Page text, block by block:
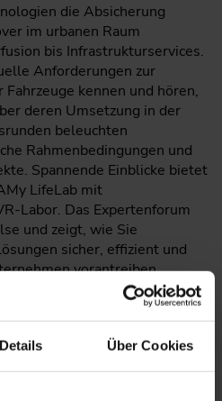
Details Über Cookies
die Absicherung
im urbanen Raum
bis Infrastrukturservices.
Anforderungen zur
kennen und hören,
deren Umsetzung in der
beleuchten
Rahmenbedingungen und
Spannende Einblicke bietet
LifeLab mit
Labor. Das Expertenforum
und zeigt, wie Sie
sicher, effizient und
vorantreiben